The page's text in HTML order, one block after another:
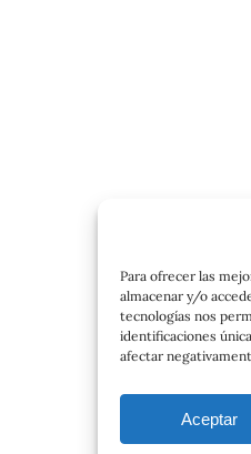
Para ofrecer las
almacenar y/o
tecnologías nos
identificaciones
afectar
Aceptar